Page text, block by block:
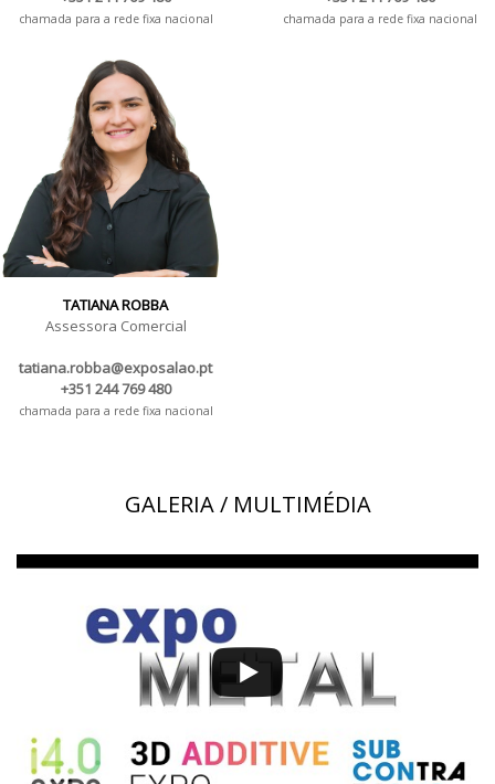
chamada para a rede fixa nacional chamada para a rede fixa nacional
TATIANA ROBBA
Assessora Comercial
tatiana.robba@exposalao.pt
+351 244 769 480
chamada para a rede fixa nacional
GALERIA / MULTIMÉDIA